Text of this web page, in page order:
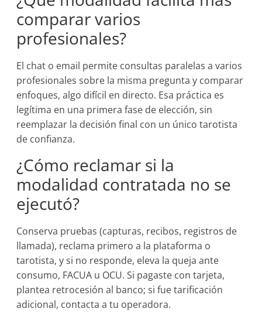
comparar varios
profesionales?
El chat o email permite consultas paralelas a varios
profesionales sobre la misma pregunta y comparar
enfoques, algo difícil en directo. Esa práctica es
legítima en una primera fase de elección, sin
reemplazar la decisión final con un único tarotista
de confianza.
¿Cómo reclamar si la
modalidad contratada no se
ejecutó?
Conserva pruebas (capturas, recibos, registros de
llamada), reclama primero a la plataforma o
tarotista, y si no responde, eleva la queja ante
consumo, FACUA u OCU. Si pagaste con tarjeta,
plantea retrocesión al banco; si fue tarificación
adicional, contacta a tu operadora.